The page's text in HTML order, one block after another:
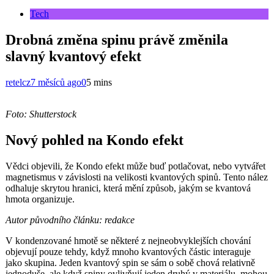
Tech
Drobná změna spinu právě změnila
slavný kvantový efekt
retelcz7 měsíců ago05 mins
Foto: Shutterstock
Nový pohled na Kondo efekt
Vědci objevili, že Kondo efekt může buď potlačovat, nebo vytvářet
magnetismus v závislosti na velikosti kvantových spinů. Tento nález
odhaluje skrytou hranici, která mění způsob, jakým se kvantová
hmota organizuje.
Autor původního článku: redakce
V kondenzované hmotě se některé z nejneobvyklejších chování
objevují pouze tehdy, když mnoho kvantových částic interaguje
jako skupina. Jeden kvantový spin se sám o sobě chová relativně